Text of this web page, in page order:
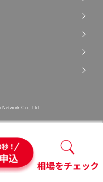
Network Co., Ltd